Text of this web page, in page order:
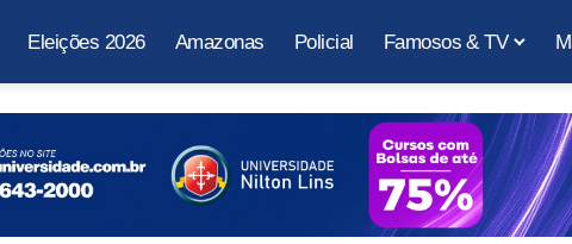
Eleições 2026 Amazonas Policial Famosos & TV